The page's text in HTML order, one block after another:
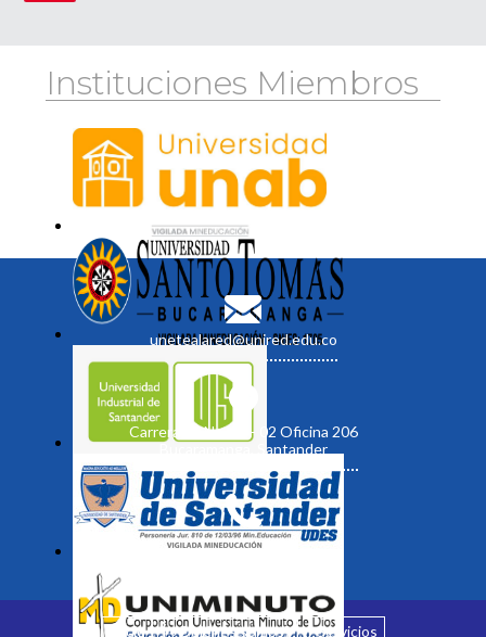
Instituciones Miembros
unetealared@unired.edu.co
Carrera 19 No. 35 - 02 Oficina 206
Bucaramanga, Santander
Inicio ¿Quiénes somos? Servicios